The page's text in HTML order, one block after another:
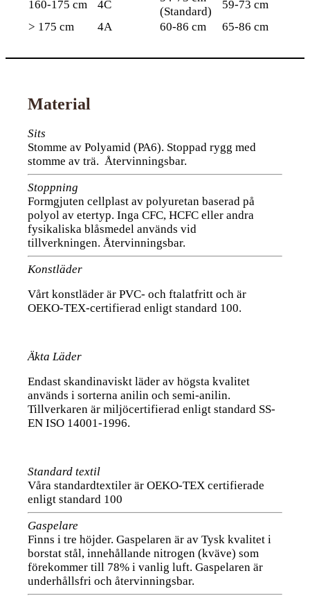
160-175 cm 4C
(Standard)
59-73 cm
> 175 cm
4A 60-86 cm 65-86 cm
Material
Sits
Stomme av Polyamid (PA6). Stoppad rygg med
stomme av trä. Återvinningsbar.
Stoppning
Formgjuten cellplast av polyuretan baserad på
polyol av etertyp. Inga CFC, HCFC eller andra
fysikaliska blåsmedel används vid
tillverkningen. Återvinningsbar.
Konstläder
Vårt konstläder är PVC- och ftalatfritt och är
OEKO-TEX-certifierad enligt standard 100.
Äkta Läder
Endast skandinaviskt läder av högsta kvalitet
används i sorterna anilin och semi-anilin.
Tillverkaren är miljöcertifierad enligt standard SS-
EN ISO 14001-1996.
Standard textil
Våra standardtextiler är OEKO-TEX certifierade
enligt standard 100
Gaspelare
Finns i tre höjder. Gaspelaren är av Tysk kvalitet i
borstat stål, innehållande nitrogen (kväve) som
förekommer till 78% i vanlig luft. Gaspelaren är
underhållsfri och återvinningsbar.